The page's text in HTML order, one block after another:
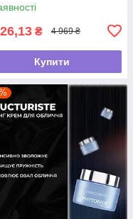
₴ 4 969 ₴
Купити